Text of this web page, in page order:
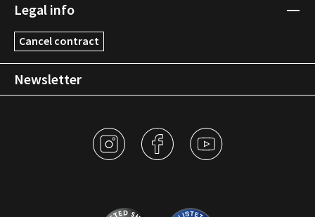
Legal info
Cancel contract
Newsletter